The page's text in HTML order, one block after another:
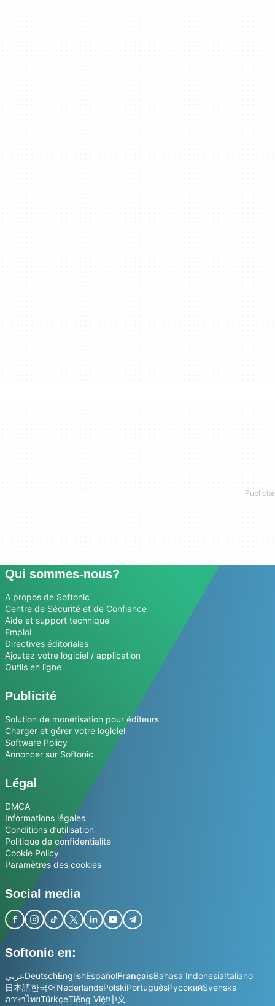
Qui sommes-nous?
A propos de Softonic
Centre de Sécurité et de Confiance
Aide et support technique
Emploi
Directives éditoriales
Ajoutez votre logiciel / application
Outils en ligne
Publicité
Solution de monétisation pour éditeurs
Charger et gérer votre logiciel
Software Policy
Annoncer sur Softonic
Légal
DMCA
Informations légales
Conditions d’utilisation
Politique de confidentialité
Cookie Policy
Paramètres des cookies
Social media
Softonic en:
عربيDeutschEnglishEspañolFrançaisBahasa IndonesiaItaliano
日本語한국어NederlandsPolskiPortuguêsРусскийSvenska
ภาษาไทยTürkçeTiếng Việt中文